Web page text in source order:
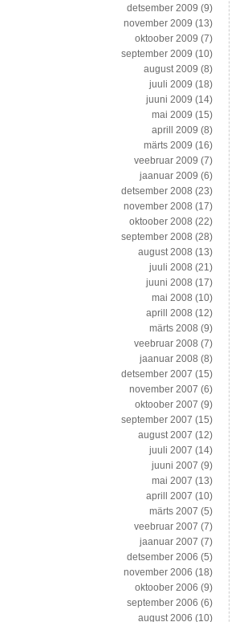
detsember 2009 (9)
november 2009 (13)
oktoober 2009 (7)
september 2009 (10)
august 2009 (8)
juuli 2009 (18)
juuni 2009 (14)
mai 2009 (15)
aprill 2009 (8)
märts 2009 (16)
veebruar 2009 (7)
jaanuar 2009 (6)
detsember 2008 (23)
november 2008 (17)
oktoober 2008 (22)
september 2008 (28)
august 2008 (13)
juuli 2008 (21)
juuni 2008 (17)
mai 2008 (10)
aprill 2008 (12)
märts 2008 (9)
veebruar 2008 (7)
jaanuar 2008 (8)
detsember 2007 (15)
november 2007 (6)
oktoober 2007 (9)
september 2007 (15)
august 2007 (12)
juuli 2007 (14)
juuni 2007 (9)
mai 2007 (13)
aprill 2007 (10)
märts 2007 (5)
veebruar 2007 (7)
jaanuar 2007 (7)
detsember 2006 (5)
november 2006 (18)
oktoober 2006 (9)
september 2006 (6)
august 2006 (10)